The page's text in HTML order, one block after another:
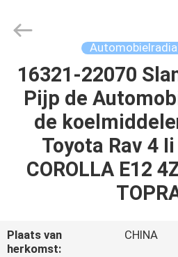
HUIS
PRODUCTEN
ONGEVEER
FABRIEKSREIS
Limited.
16321-22070
Pijp de
de
Toyota Rav 4
COROLLA E12
Plaats van
herkomst:
CHINA